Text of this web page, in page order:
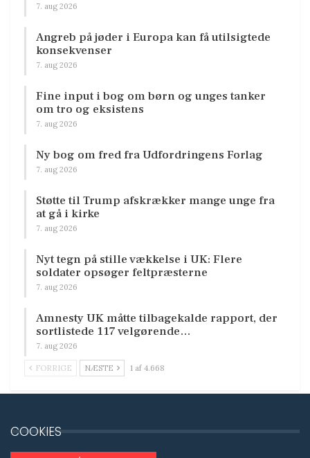
7. aug 2026
Angreb på jøder i Europa kan få utilsigtede
konsekvenser
7. aug 2026
Fine input i bog om børn og unges tanker
om tro og eksistens
7. aug 2026
Ny bog om fred fra Udfordringens Forlag
7. aug 2026
Støtte til Trump afskrækker mange unge fra
at gå i kirke
7. aug 2026
Nyt tegn på stille vækkelse i UK: Flere
soldater opsøger feltpræsterne
7. aug 2026
Amnesty UK måtte tilbagekalde rapport, der
sortlistede 117 velgørende…
7. aug 2026
FORRIGE NÆSTE 1 af 4.668
COOKIES